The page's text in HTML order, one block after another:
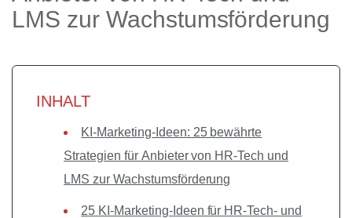
LMS zur Wachstumsförderung
INHALT
KI-Marketing-Ideen: 25 bewährte
Strategien für Anbieter von HR-Tech und
LMS zur Wachstumsförderung
25 KI-Marketing-Ideen für HR-Tech- und